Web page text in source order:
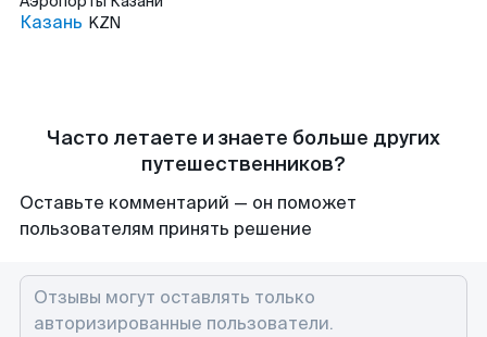
Казань KZN
Часто летаете и знаете больше других
путешественников?
Оставьте комментарий — он поможет
пользователям принять решение